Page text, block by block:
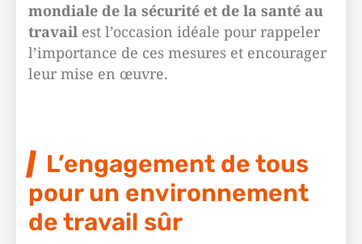
mondiale de la sécurité et de la santé au
travail est l’occasion idéale pour rappeler
l’importance de ces mesures et encourager
leur mise en œuvre.
L’engagement de tous
pour un environnement
de travail sûr